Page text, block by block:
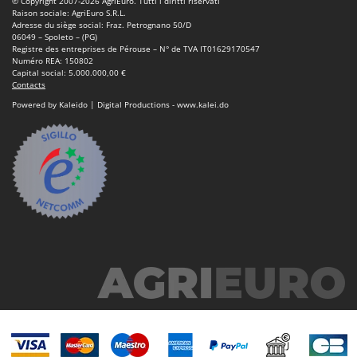
Machines pour la transformation des fruits
Machines sous vide
Motobineuses
Motoculteurs
Motofaucheuses
Motopompes pour irrigation
Moulins à céréales électriques
Moulins à farine
Nettoyeurs et Balais à vapeur
Nettoyeurs tapis, moquettes et tapisseries
P
Peignes vibreurs et Secoueurs à olives
Pelles rétros pour tracteur
Famur
FARMER
FBC
Ferrari Group
Ferroni
Ferrua
FIAC
FIEM
Fimar
Forest Master
Raison sociale: AgriEuro S.R.L.
Adresse du siège social: Fraz. Petrognano 50/D
06049 – Spoleto – (PG)
Registre des entreprises de Pérouse – N° de TVA IT01629170547
Numéro REA: 150802
Capital social: 5.000.000,00 €
Contacts
Powered by Kaleido | Digital Productions - www.kalei.do